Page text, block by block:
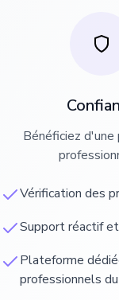
Bénéficiez
Vérification des
Support réactif
Plateforme
professionnels